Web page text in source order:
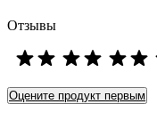
Отзывы
Оцените продукт первым